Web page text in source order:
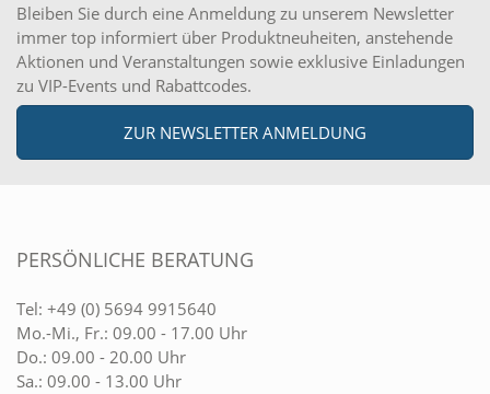
Bleiben Sie durch eine Anmeldung zu unserem Newsletter
immer top informiert über Produktneuheiten, anstehende
Aktionen und Veranstaltungen sowie exklusive Einladungen
zu VIP-Events und Rabattcodes.
ZUR NEWSLETTER ANMELDUNG
PERSÖNLICHE BERATUNG
Tel: +49 (0) 5694 9915640
Mo.-Mi., Fr.: 09.00 - 17.00 Uhr
Do.: 09.00 - 20.00 Uhr
Sa.: 09.00 - 13.00 Uhr